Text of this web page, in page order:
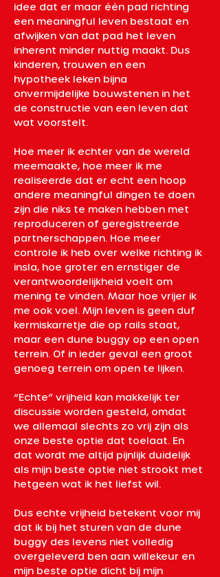
idee dat er maar één pad richting
een meaningful leven bestaat en
afwijken van dat pad het leven
inherent minder nuttig maakt. Dus
kinderen, trouwen en een
hypotheek leken bijna
onvermijdelijke bouwstenen in het
de constructie van een leven dat
wat voorstelt.
Hoe meer ik echter van de wereld
meemaakte, hoe meer ik me
realiseerde dat er echt een hoop
andere meaningful dingen te doen
zijn die niks te maken hebben met
reproduceren of geregistreerde
partnerschappen. Hoe meer
controle ik heb over welke richting ik
insla, hoe groter en ernstiger de
verantwoordelijkheid voelt om
mening te vinden. Maar hoe vrijer ik
me ook voel. Mijn leven is geen duf
kermiskarretje die op rails staat,
maar een dune buggy op een open
terrein. Of in ieder geval een groot
genoeg terrein om open te lijken.
“Echte” vrijheid kan makkelijk ter
discussie worden gesteld, omdat
we allemaal slechts zo vrij zijn als
onze beste optie dat toelaat. En
dat wordt me altijd pijnlijk duidelijk
als mijn beste optie niet strookt met
hetgeen wat ik het liefst wil.
Dus echte vrijheid betekent voor mij
dat ik bij het sturen van de dune
buggy des levens niet volledig
overgeleverd ben aan willekeur en
mijn beste optie dicht bij mijn